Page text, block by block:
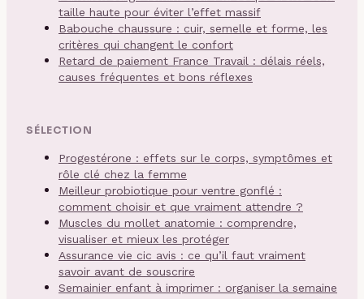
taille haute pour éviter l’effet massif
Babouche chaussure : cuir, semelle et forme, les
critères qui changent le confort
Retard de paiement France Travail : délais réels,
causes fréquentes et bons réflexes
SÉLECTION
Progestérone : effets sur le corps, symptômes et
rôle clé chez la femme
Meilleur probiotique pour ventre gonflé :
comment choisir et que vraiment attendre ?
Muscles du mollet anatomie : comprendre,
visualiser et mieux les protéger
Assurance vie cic avis : ce qu’il faut vraiment
savoir avant de souscrire
Semainier enfant à imprimer : organiser la semaine